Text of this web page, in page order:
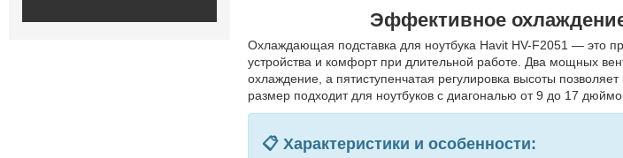
Эффективное
Охлаждающая подставка для ноутбука Havit HV-F2051 — это
устройства и комфорт при длительной работе. Два мощных
охлаждение, а пятиступенчатая регулировка высоты
размер подходит для ноутбуков с диагональю от 9 до 17
📋 Характеристики и особенности: